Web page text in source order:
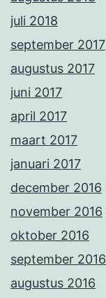
juli 2018
september 2017
augustus 2017
juni 2017
april 2017
maart 2017
januari 2017
december 2016
november 2016
oktober 2016
september 2016
augustus 2016